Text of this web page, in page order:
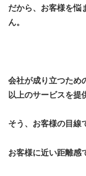
だから、お客様を悩
ん。
会社が成り立つため
以上のサービスを提
そう、お客様の目線
お客様に近い距離感